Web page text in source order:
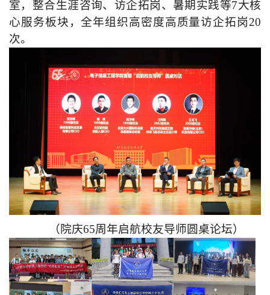
室，整合生涯咨询、访企拓岗、暑期实践等7大核
心服务板块，全年组织高密度高质量访企拓岗20
次。
（院庆65周年启航校友导师圆桌论坛）